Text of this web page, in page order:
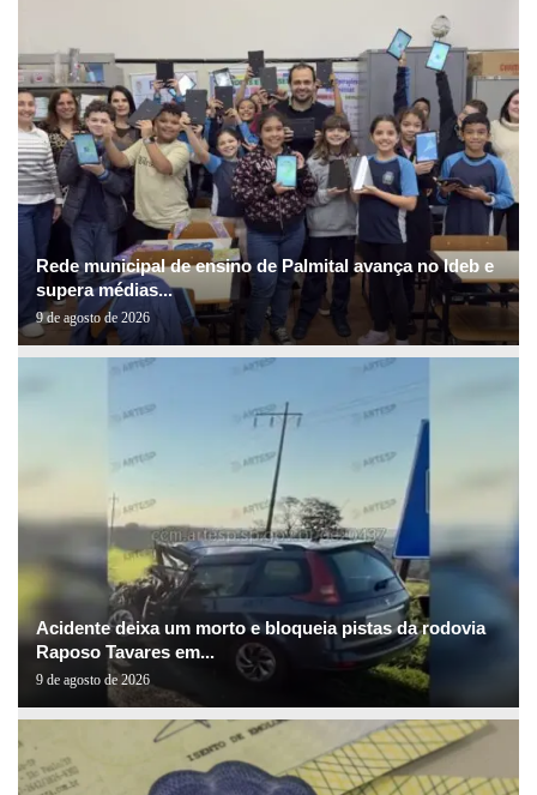
Rede municipal de ensino de Palmital avança no Ideb e
supera médias...
9 de agosto de 2026
Acidente deixa um morto e bloqueia pistas da rodovia
Raposo Tavares em...
9 de agosto de 2026